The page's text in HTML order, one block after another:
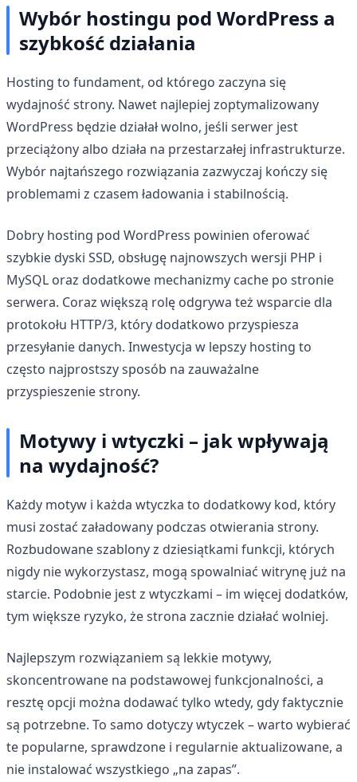
Wybór hostingu pod WordPress a
szybkość działania
Hosting to fundament, od którego zaczyna się
wydajność strony. Nawet najlepiej zoptymalizowany
WordPress będzie działał wolno, jeśli serwer jest
przeciążony albo działa na przestarzałej infrastrukturze.
Wybór najtańszego rozwiązania zazwyczaj kończy się
problemami z czasem ładowania i stabilnością.
Dobry hosting pod WordPress powinien oferować
szybkie dyski SSD, obsługę najnowszych wersji PHP i
MySQL oraz dodatkowe mechanizmy cache po stronie
serwera. Coraz większą rolę odgrywa też wsparcie dla
protokołu HTTP/3, który dodatkowo przyspiesza
przesyłanie danych. Inwestycja w lepszy hosting to
często najprostszy sposób na zauważalne
przyspieszenie strony.
Motywy i wtyczki – jak wpływają
na wydajność?
Każdy motyw i każda wtyczka to dodatkowy kod, który
musi zostać załadowany podczas otwierania strony.
Rozbudowane szablony z dziesiątkami funkcji, których
nigdy nie wykorzystasz, mogą spowalniać witrynę już na
starcie. Podobnie jest z wtyczkami – im więcej dodatków,
tym większe ryzyko, że strona zacznie działać wolniej.
Najlepszym rozwiązaniem są lekkie motywy,
skoncentrowane na podstawowej funkcjonalności, a
resztę opcji można dodawać tylko wtedy, gdy faktycznie
są potrzebne. To samo dotyczy wtyczek – warto wybierać
te popularne, sprawdzone i regularnie aktualizowane, a
nie instalować wszystkiego „na zapas”.